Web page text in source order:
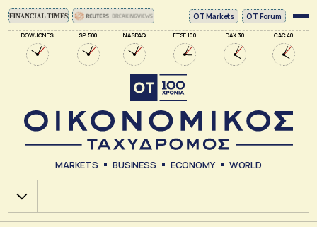
DOW JONES SP 500 NASDAQ FTSE 100 DAX 30 CAC 40
ΟΤ Markets OT Forum
MARKETS BUSINESS ECONOMY WORLD
Χ.Α.